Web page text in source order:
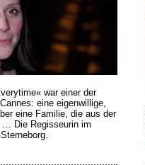
war einer der
eine eigenwillige,
eine ­Familie, die aus der
… Die Regisseurin im